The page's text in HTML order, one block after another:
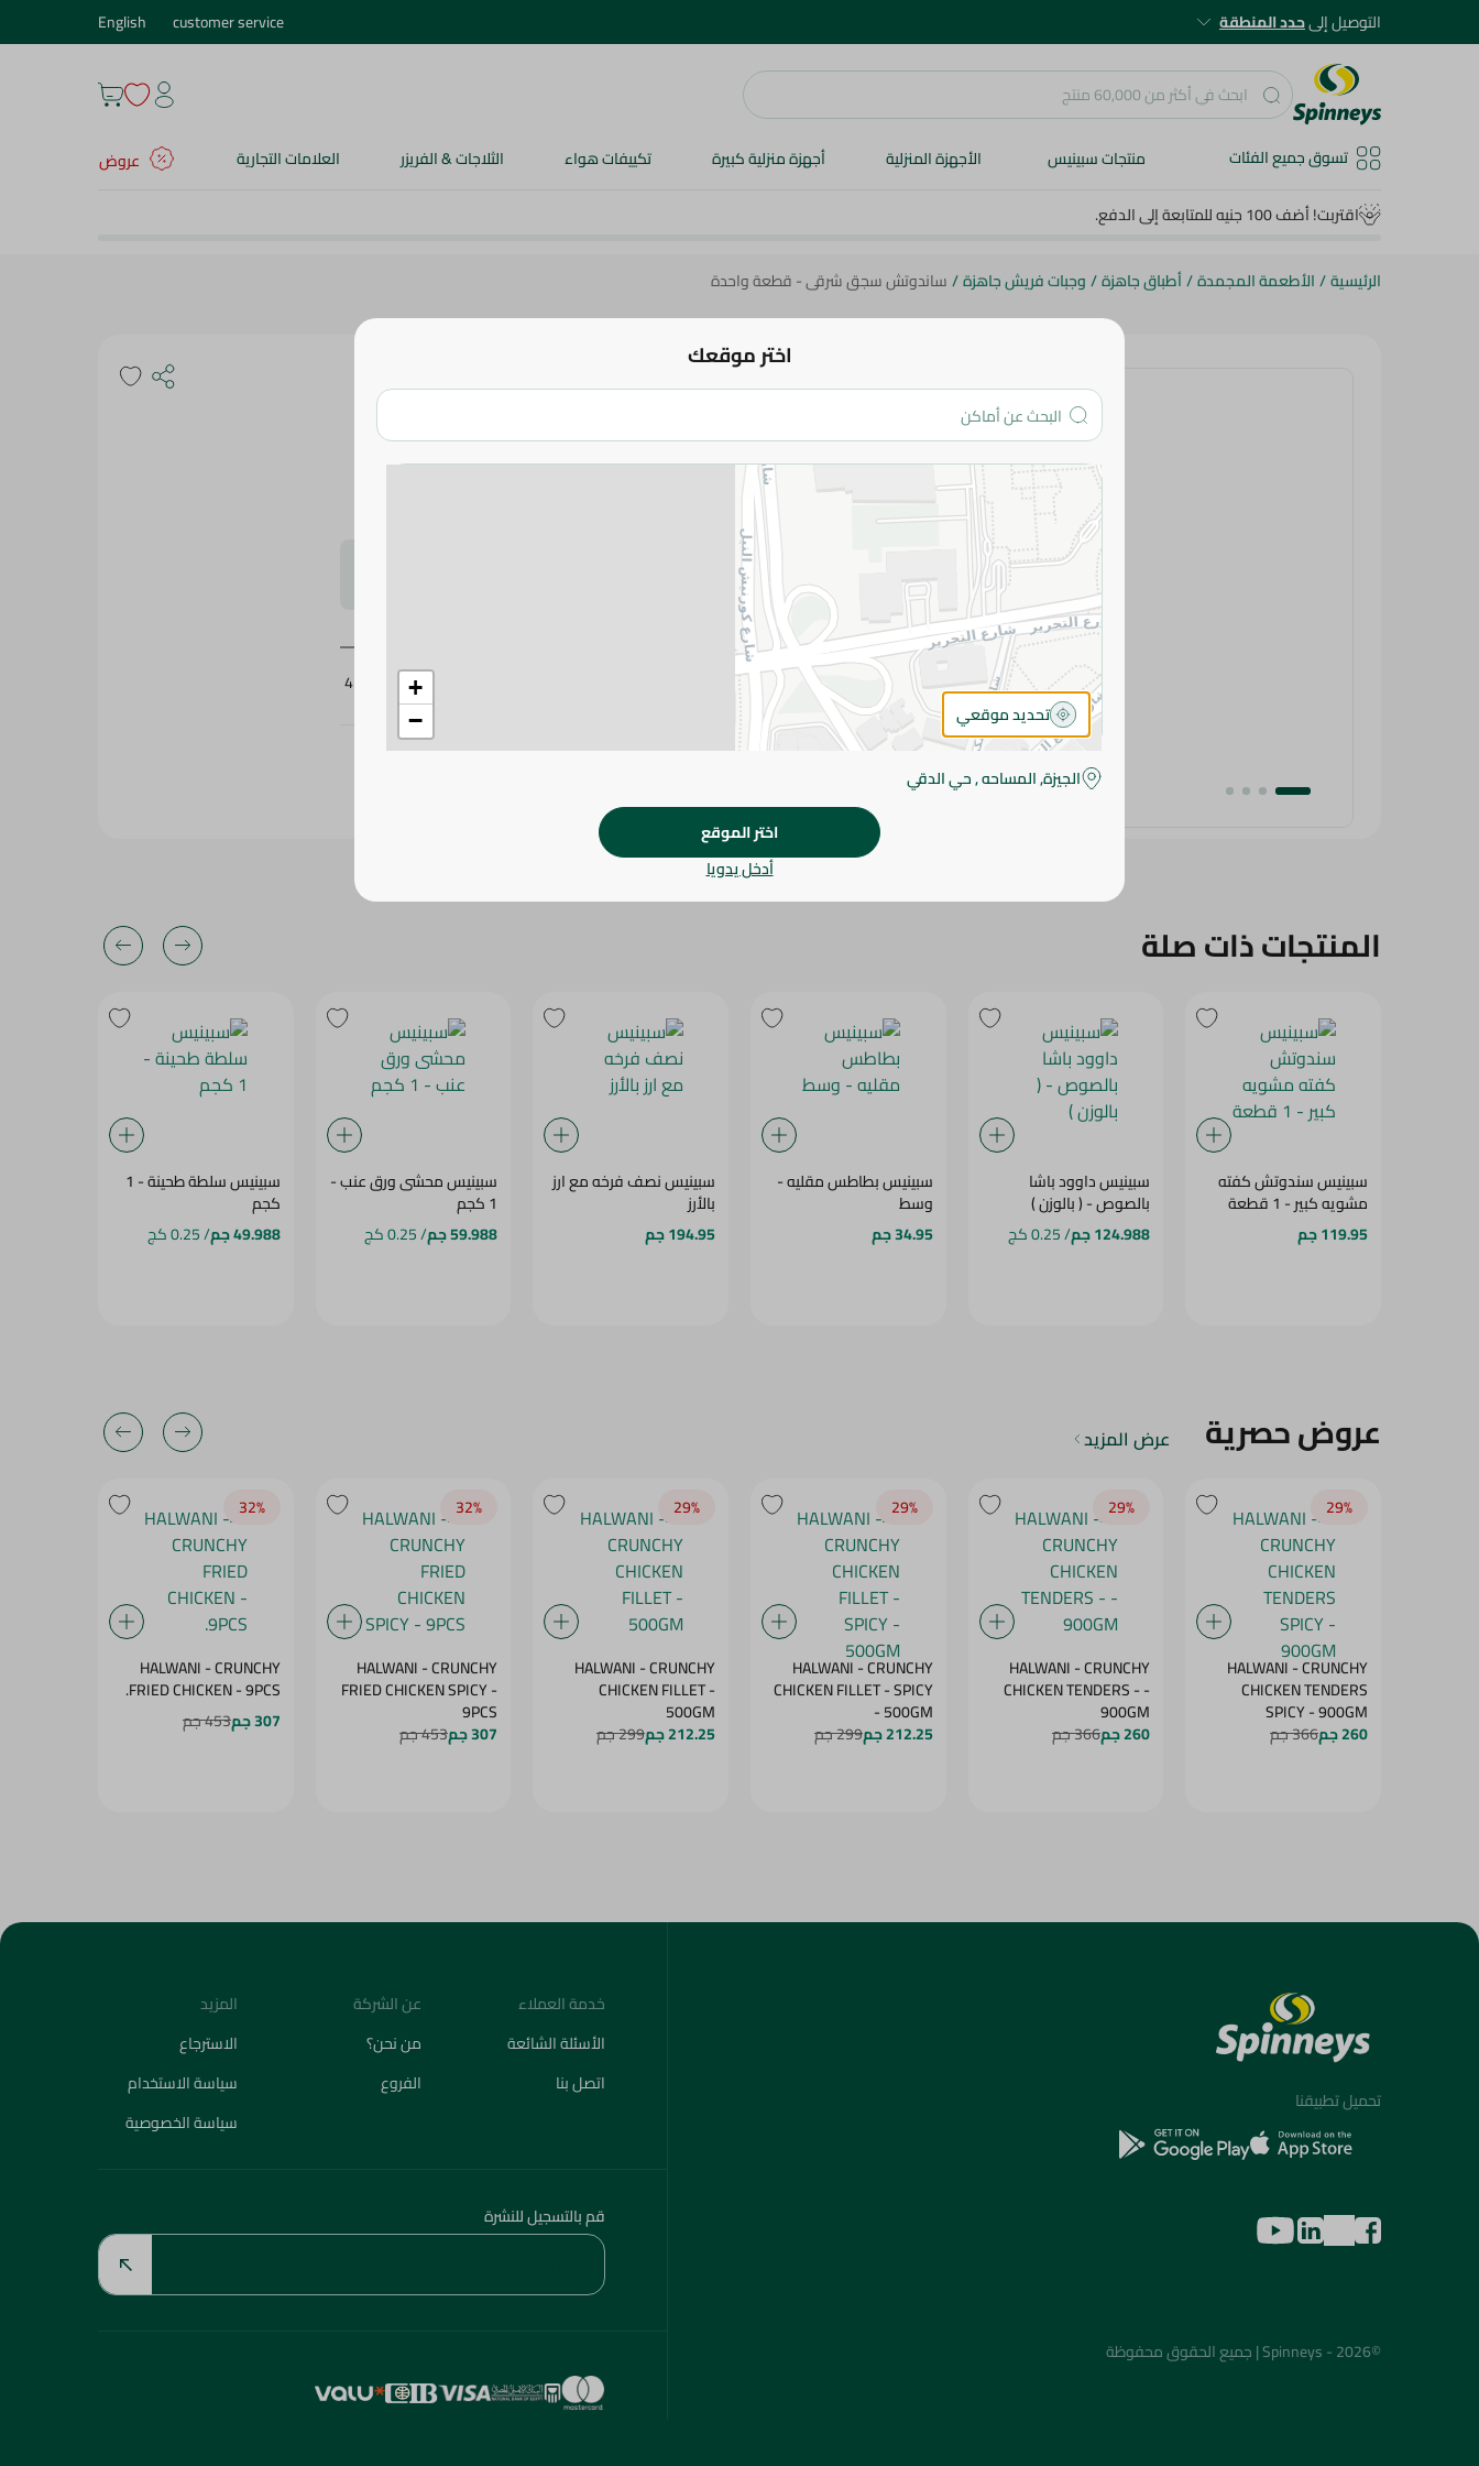
التوصيل إلىحدد المنطقة customer service
English
تسوق جميع الفئات منتجات سبينيس الأجهزة المنزلية أجهزة منزلية كبيرة تكييفات هواء الثلاجات & الفريزر العلامات التجارية
عروض
اقتربت! أضف 100 جنيه للمتابعة إلى الدفع.
الرئيسية/الأطعمة المجمدة/أطباق جاهزة/وجبات فريش جاهزة/ساندوتش سجق شرقى - قطعة واحدة
ساندوتش سجق شرقى - قطعة واحدة
يرجى الملاحظة:
طفيف. قد يتغير التعبئة بناءً على التوفر.
المواصفات
SKU
410052
المنتجات ذات صلة
سبينيس سندوتش كفته
مشويه كبير - 1 قطعة
119.95 جم
سبينيس داوود باشا
بالصوص - ( بالوزن )
124.988 جم
/ 0.25 كج
سبينيس بطاطس مقليه -
وسط
34.95 جم
سبينيس نصف فرخه مع ارز
بالأرز
194.95 جم
سبينيس محشى ورق عنب -
1 كجم
59.988 جم
/ 0.25 كج
سبينيس سلطة طحينة - 1
كجم
49.988 جم
/ 0.25 كج
عروض حصرية عرض المزيد
29‎%‎
HALWANI - CRUNCHY
CHICKEN TENDERS
SPICY - 900GM
260 جم 366 جم
29‎%‎
HALWANI - CRUNCHY
CHICKEN TENDERS - -
900GM
260 جم 366 جم
29‎%‎
HALWANI - CRUNCHY
CHICKEN FILLET - SPICY
- 500GM
212.25 جم 299 جم
29‎%‎
HALWANI - CRUNCHY
CHICKEN FILLET -
500GM
212.25 جم 299 جم
32‎%‎
HALWANI - CRUNCHY
FRIED CHICKEN SPICY -
9PCS
307 جم 453 جم
32‎%‎
HALWANI - CRUNCHY
FRIED CHICKEN - 9PCS.
307 جم
453 جم
اختر موقعك
+
−
تحديد موقعي
الجيزة, المساحه , حي الدقي
اختر الموقع
أدخل يدويا
تحميل تطبيقنا
©2026 - Spinneys | جميع الحقوق محفوظة
خدمة العملاء
الأسئلة الشائعة
اتصل بنا
عن الشركة
من نحن؟
الفروع
المزيد
الاسترجاع
سياسة الاستخدام
سياسة الخصوصية
قم بالتسجيل للنشرة